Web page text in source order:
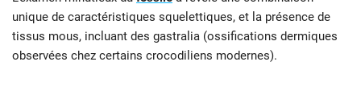
unique de caractéristiques squelettiques, et la présence de
tissus mous, incluant des gastralia (ossifications dermiques
observées chez certains crocodiliens modernes).